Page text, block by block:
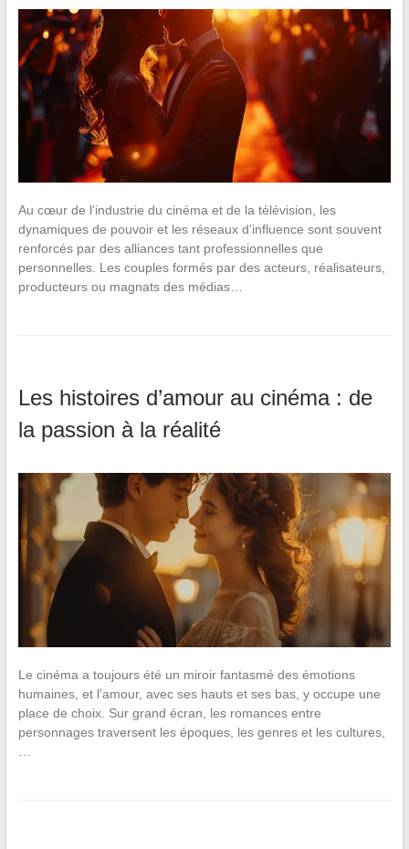
Au cœur de l’industrie du cinéma et de la télévision, les
dynamiques de pouvoir et les réseaux d’influence sont souvent
renforcés par des alliances tant professionnelles que
personnelles. Les couples formés par des acteurs, réalisateurs,
producteurs ou magnats des médias…
Les histoires d’amour au cinéma : de
la passion à la réalité
Le cinéma a toujours été un miroir fantasmé des émotions
humaines, et l’amour, avec ses hauts et ses bas, y occupe une
place de choix. Sur grand écran, les romances entre
personnages traversent les époques, les genres et les cultures,
…